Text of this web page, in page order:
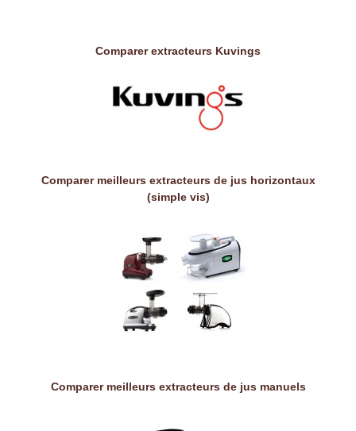
Comparer extracteurs Kuvings
Comparer meilleurs extracteurs de jus horizontaux
(simple vis)
Comparer meilleurs extracteurs de jus manuels